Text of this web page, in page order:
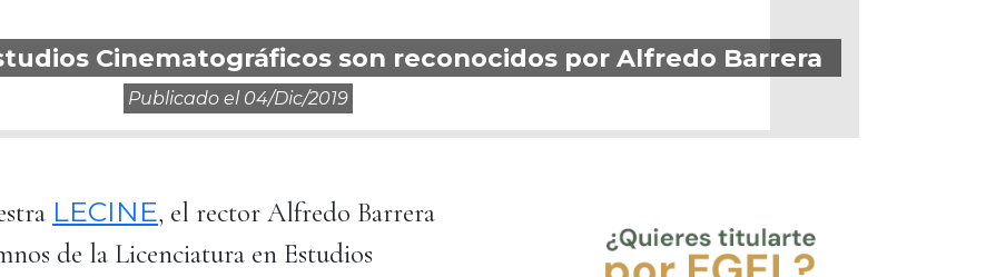
Cinematográficos son reconocidos por Alfredo Barrera
Publicado el 04/dic/2019
LECINE, el rector Alfredo Barrera
de la Licenciatura en Estudios